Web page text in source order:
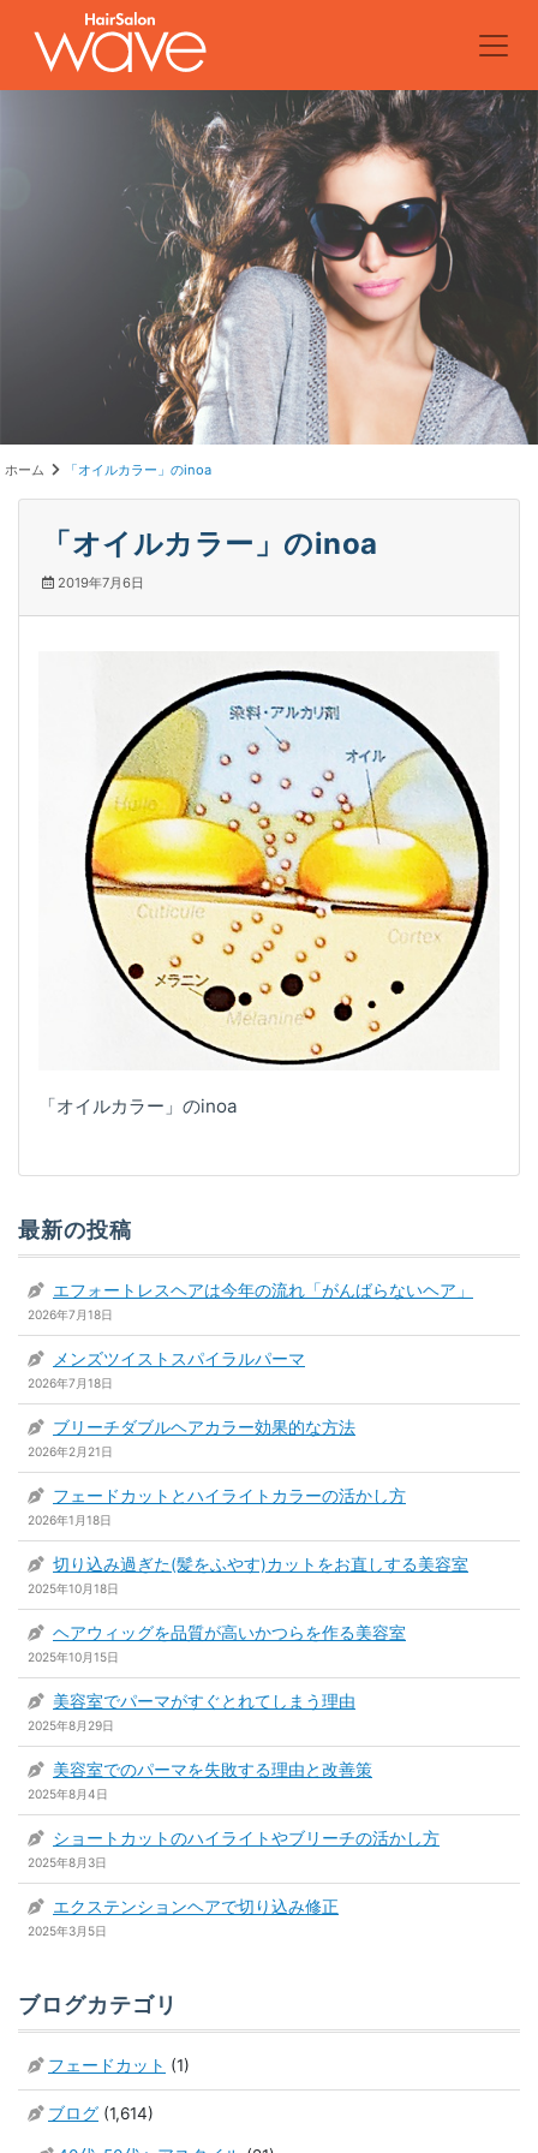
ホーム 「オイルカラー」のinoa
「オイルカラー」のinoa
2019年7月6日
「オイルカラー」のinoa
最新の投稿
エフォートレスヘアは今年の流れ「がんばらないヘア」
2026年7月18日
メンズツイストスパイラルパーマ
2026年7月18日
ブリーチダブルヘアカラー効果的な方法
2026年2月21日
フェードカットとハイライトカラーの活かし方
2026年1月18日
切り込み過ぎた(髪をふやす)カットをお直しする美容室
2025年10月18日
ヘアウィッグを品質が高いかつらを作る美容室
2025年10月15日
美容室でパーマがすぐとれてしまう理由
2025年8月29日
美容室でのパーマを失敗する理由と改善策
2025年8月4日
ショートカットのハイライトやブリーチの活かし方
2025年8月3日
エクステンションヘアで切り込み修正
2025年3月5日
ブログカテゴリ
フェードカット (1)
ブログ (1,614)